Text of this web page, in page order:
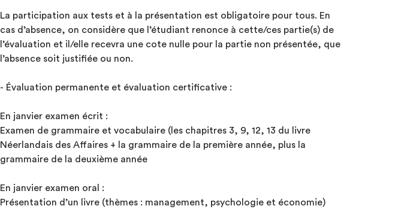
La participation aux tests et à la présentation est obligatoire pour tous. En
cas d’absence, on considère que l’étudiant renonce à cette/ces partie(s) de
l’évaluation et il/elle recevra une cote nulle pour la partie non présentée, que
l’absence soit justifiée ou non.
- Évaluation permanente et évaluation certificative :
En janvier examen écrit :
Examen de grammaire et vocabulaire (les chapitres 3, 9, 12, 13 du livre
Néerlandais des Affaires + la grammaire de la première année, plus la
grammaire de la deuxième année
En janvier examen oral :
Présentation d’un livre (thèmes : management, psychologie et économie)